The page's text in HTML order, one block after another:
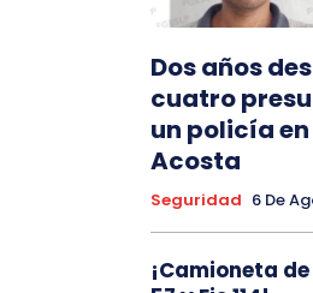
Dos años
cuatro
un policía
Acosta
Seguridad 6 De
¡Camioneta